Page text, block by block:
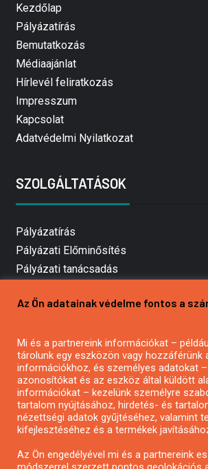
Kezdőlap
Pályázatírás
Bemutatkozás
Médiaajánlat
Hírlevél feliratkozás
Impresszum
Kapcsolat
Adatvédelmi Nyilatkozat
SZOLGÁLTATÁSOK
Pályázatírás
Pályázati Előminősítés
Pályázati tanácsadás
Mezőgazdasági pályázatírás
Pályázatírás civil szervezeteknek
Pályázatírás önkormányzatoknak
Pályázatfigyelés
Specifikus pályázatfigyelés vagy
Az Ön adatainak védelme fontos a
Mi és a partnereink információkat –
tárolunk egy eszközön vagy
információkhoz, és személyes adatokat –
azonosítókat és az eszköz által küldött
információkat – kezelünk személyre
tartalom nyújtásához, hirdetés- és
nézettségi adatok gyűjtéséhez, valamint
kifejlesztéséhez és a termékek
Az Ön engedélyével mi és a partnereink